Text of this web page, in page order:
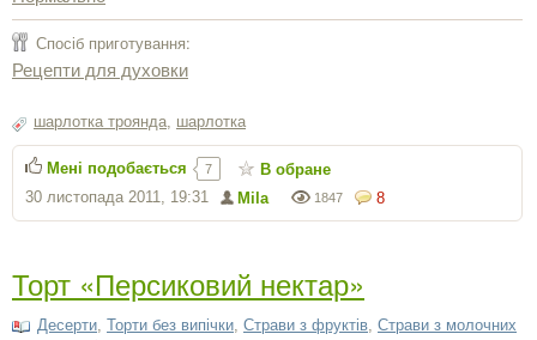
Спосіб приготування:
Рецепти для духовки
шарлотка троянда, шарлотка
8
1847
Mila
30 листопада 2011, 19:31
Мені подобається 7 В обране
Торт «Персиковий нектар»
Десерти, Торти без випічки, Страви з фруктів, Страви з молочних